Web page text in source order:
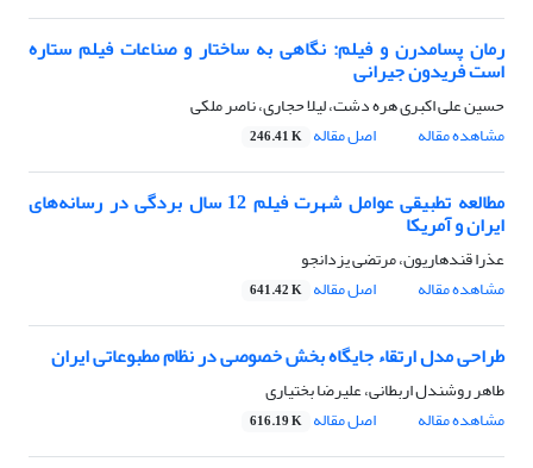
رمان پسامدرن و فیلم: نگاهی به ساختار و صناعات فیلم ستاره
است فریدون جیرانی
حسین علی اکبری هره دشت، لیلا حجاری، ناصر ملکی
مشاهده مقاله
اصل مقاله 246.41 K
مطالعه تطبیقی عوامل شهرت فیلم 12 سال بردگی در رسانه‌های
ایران و آمریکا
عذرا قندهاریون، مرتضی یزدانجو
مشاهده مقاله
اصل مقاله 641.42 K
طراحی مدل ارتقاء جایگاه بخش خصوصی در نظام مطبوعاتی ایران
طاهر روشندل اربطانی، علیرضا بختیاری
مشاهده مقاله
اصل مقاله 616.19 K